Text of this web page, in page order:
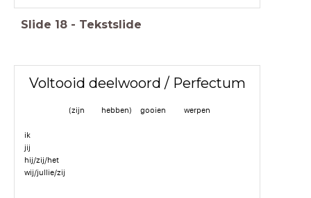
Slide 18 - Tekstslide
Voltooid deelwoord / Perfectum
(zijn hebben) gooien werpen
ik
jij
hij/zij/het
wij/jullie/zij